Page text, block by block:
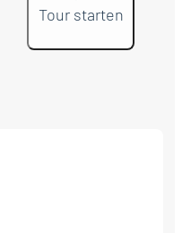
Tour starten